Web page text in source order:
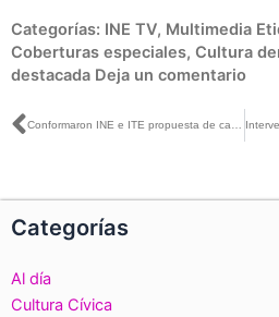
Categorías: INE TV, Multimedia
Coberturas especiales, Cultura
destacada Deja un comentario
Ant
Categorías
Al día
Cultura Cívica